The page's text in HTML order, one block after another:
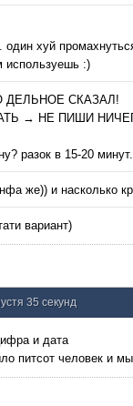
один хуй
используешь :)
СКАЗАЛ!
→ НЕ ПИШИ
разок в 15-20
же)) и насколько
вариант)
35 секунд
и дата
питсот человек и